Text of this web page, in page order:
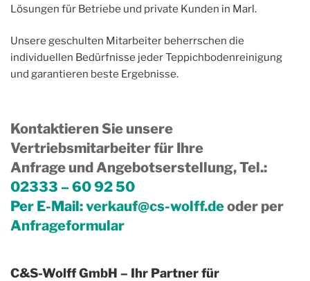
Lösungen für Betriebe und private Kunden in Marl.
Unsere geschulten Mitarbeiter beherrschen die
individuellen Bedürfnisse jeder Teppichbodenreinigung
und garantieren beste Ergebnisse.
Kontaktieren Sie unsere
Vertriebsmitarbeiter für Ihre
Anfrage und Angebotserstellung, Tel.:
02333 – 60 92 50
Per E-Mail:verkauf@cs-wolff.deoder per
Anfrageformular
C&S-Wolff GmbH – Ihr Partner für